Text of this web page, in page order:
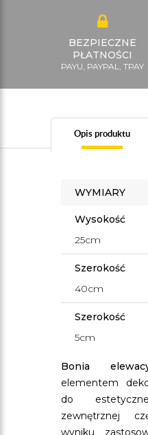
BEZPIECZNE
PŁATNOŚCI
PAYU, PAYPAL, TPAY
Opis produktu
WYMIARY
Wysokość
25cm
Szerokość
40cm
Szerokość
5cm
Bonia
elementem
do
zewnętrznej
wyniku